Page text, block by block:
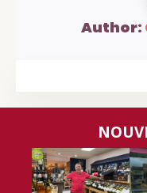
Author: